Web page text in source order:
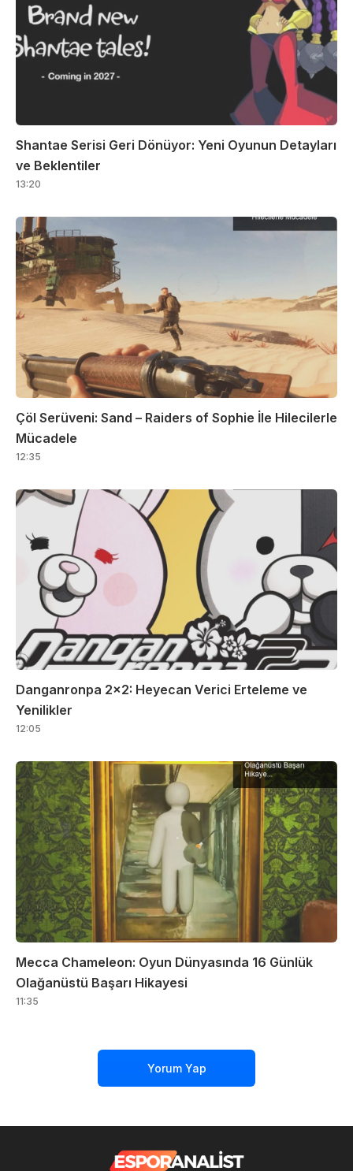
Shantae Serisi Geri Dönüyor: Yeni Oyunun Detayları
ve Beklentiler
13:20
Çöl Serüveni: Sand – Raiders of Sophie İle Hilecilerle
Mücadele
12:35
Danganronpa 2×2: Heyecan Verici Erteleme ve
Yenilikler
12:05
Mecca Chameleon: Oyun Dünyasında 16 Günlük
Olağanüstü Başarı Hikayesi
11:35
Yorum Yap